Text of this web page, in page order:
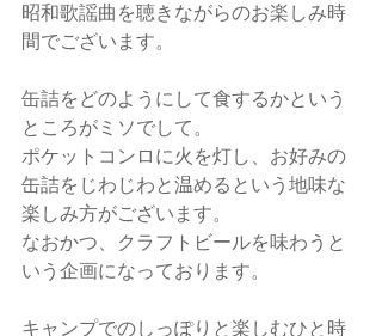
昭和歌謡曲を聴きながらのお楽しみ時
間でございます。
缶詰をどのようにして食するかという
ところがミソでして。
ポケットコンロに火を灯し、お好みの
缶詰をじわじわと温めるという地味な
楽しみ方がございます。
なおかつ、クラフトビールを味わうと
いう企画になっております。
キャンプでのしっぽりと楽しむひと時